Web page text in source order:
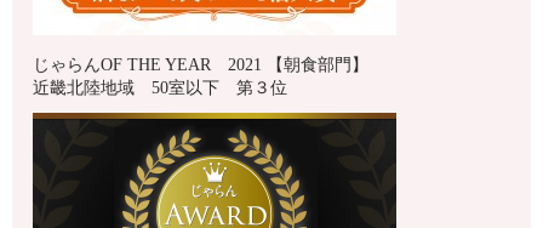
じゃらんOF THE YEAR 2021 【朝食部門】
近畿北陸地域 50室以下 第３位